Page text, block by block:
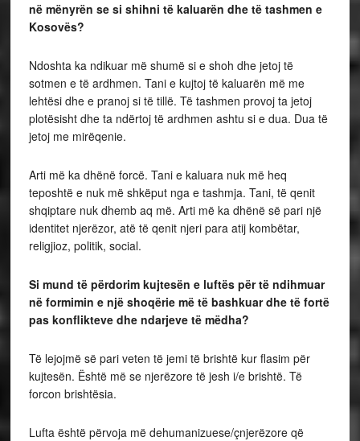
në mënyrën se si shihni të kaluarën dhe të tashmen e
Kosovës?
Ndoshta ka ndikuar më shumë si e shoh dhe jetoj të
sotmen e të ardhmen. Tani e kujtoj të kaluarën më me
lehtësi dhe e pranoj si të tillë. Të tashmen provoj ta jetoj
plotësisht dhe ta ndërtoj të ardhmen ashtu si e dua. Dua të
jetoj me mirëqenie.
Arti më ka dhënë forcë. Tani e kaluara nuk më heq
teposhtë e nuk më shkëput nga e tashmja. Tani, të qenit
shqiptare nuk dhemb aq më. Arti më ka dhënë së pari një
identitet njerëzor, atë të qenit njeri para atij kombëtar,
religjioz, politik, social.
Si mund të përdorim kujtesën e luftës për të ndihmuar
në formimin e një shoqërie më të bashkuar dhe të fortë
pas konflikteve dhe ndarjeve të mëdha?
Të lejojmë së pari veten të jemi të brishtë kur flasim për
kujtesën. Është më se njerëzore të jesh i/e brishtë. Të
forcon brishtësia.
Lufta është përvoja më dehumanizuese/çnjerëzore që